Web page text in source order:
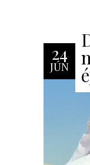
24
JÚN